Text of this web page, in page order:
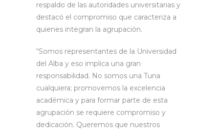
respaldo de las autoridades universitarias y
destacó el compromiso que caracteriza a
quienes integran la agrupación.
“Somos representantes de la Universidad
del Alba y eso implica una gran
responsabilidad. No somos una Tuna
cualquiera; promovemos la excelencia
académica y para formar parte de esta
agrupación se requiere compromiso y
dedicación. Queremos que nuestros